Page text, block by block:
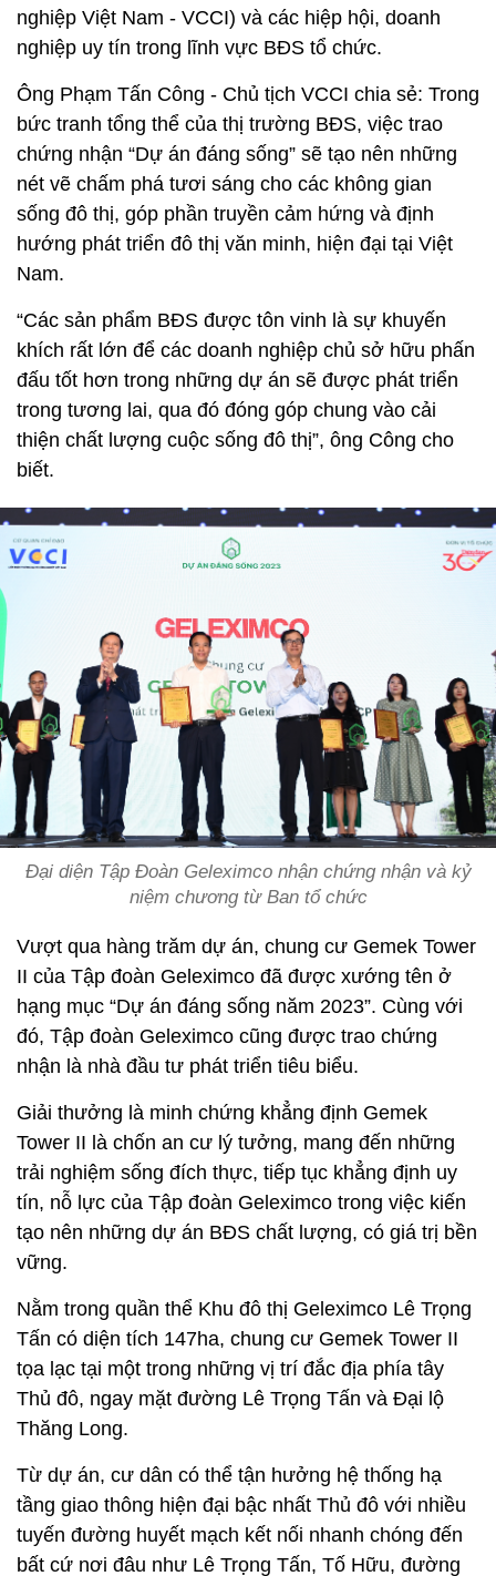
nghiệp Việt Nam - VCCI) và các hiệp hội, doanh
nghiệp uy tín trong lĩnh vực BĐS tổ chức.
Ông Phạm Tấn Công - Chủ tịch VCCI chia sẻ: Trong
bức tranh tổng thể của thị trường BĐS, việc trao
chứng nhận “Dự án đáng sống” sẽ tạo nên những
nét vẽ chấm phá tươi sáng cho các không gian
sống đô thị, góp phần truyền cảm hứng và định
hướng phát triển đô thị văn minh, hiện đại tại Việt
Nam.
“Các sản phẩm BĐS được tôn vinh là sự khuyến
khích rất lớn để các doanh nghiệp chủ sở hữu phấn
đấu tốt hơn trong những dự án sẽ được phát triển
trong tương lai, qua đó đóng góp chung vào cải
thiện chất lượng cuộc sống đô thị”, ông Công cho
biết.
Đại diện Tập Đoàn Geleximco nhận chứng nhận và kỷ
niệm chương từ Ban tổ chức
Vượt qua hàng trăm dự án, chung cư Gemek Tower
II của Tập đoàn Geleximco đã được xướng tên ở
hạng mục “Dự án đáng sống năm 2023”. Cùng với
đó, Tập đoàn Geleximco cũng được trao chứng
nhận là nhà đầu tư phát triển tiêu biểu.
Giải thưởng là minh chứng khẳng định Gemek
Tower II là chốn an cư lý tưởng, mang đến những
trải nghiệm sống đích thực, tiếp tục khẳng định uy
tín, nỗ lực của Tập đoàn Geleximco trong việc kiến
tạo nên những dự án BĐS chất lượng, có giá trị bền
vững.
Nằm trong quần thể Khu đô thị Geleximco Lê Trọng
Tấn có diện tích 147ha, chung cư Gemek Tower II
tọa lạc tại một trong những vị trí đắc địa phía tây
Thủ đô, ngay mặt đường Lê Trọng Tấn và Đại lộ
Thăng Long.
Từ dự án, cư dân có thể tận hưởng hệ thống hạ
tầng giao thông hiện đại bậc nhất Thủ đô với nhiều
tuyến đường huyết mạch kết nối nhanh chóng đến
bất cứ nơi đâu như Lê Trọng Tấn, Tố Hữu, đường